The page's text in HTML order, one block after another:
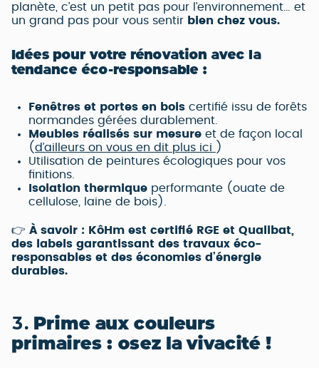
planète, c’est un petit pas pour l’environnement… et
un grand pas pour vous sentir bien chez vous.
Idées pour votre rénovation avec la
tendance éco-responsable :
Fenêtres et portes en bois certifié issu de forêts
normandes gérées durablement.
Meubles réalisés sur mesure et de façon local
( d’ailleurs on vous en dit plus ici
)
Utilisation de peintures écologiques pour vos
finitions.
Isolation thermique performante (ouate de
cellulose, laine de bois).
👉 À savoir : KôHm est certifié RGE et Qualibat,
des labels garantissant des travaux éco-
responsables et des économies d’énergie
durables.
3. Prime aux couleurs
primaires : osez la vivacité !